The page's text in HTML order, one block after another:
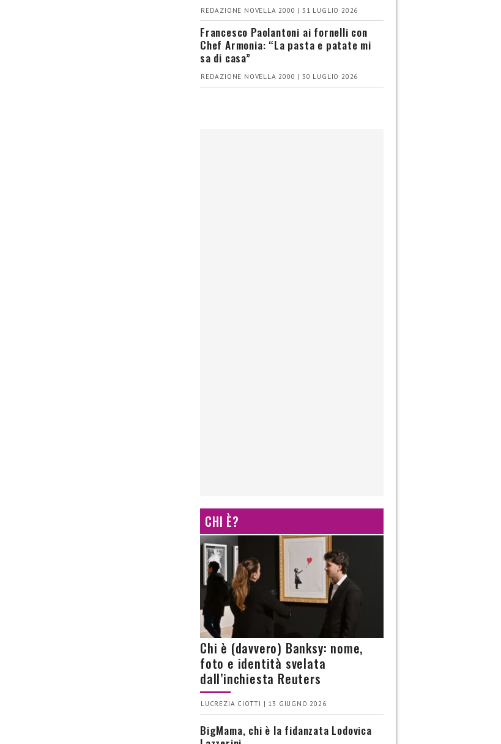
REDAZIONE NOVELLA 2000 | 31 LUGLIO 2026
Francesco Paolantoni ai fornelli con
Chef Armonia: “La pasta e patate mi
sa di casa”
REDAZIONE NOVELLA 2000 | 30 LUGLIO 2026
CHI È?
Chi è (davvero) Banksy: nome,
foto e identità svelata
dall’inchiesta Reuters
LUCREZIA CIOTTI | 13 GIUGNO 2026
BigMama, chi è la fidanzata Lodovica